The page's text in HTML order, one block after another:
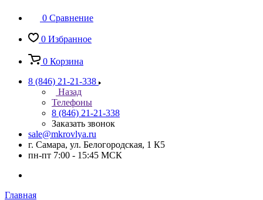
0 Сравнение
0 Избранное
0 Корзина
8 (846) 21-21-338
Назад
Телефоны
8 (846) 21-21-338
Заказать звонок
sale@mkrovlya.ru
г. Самара, ул. Белогородская, 1 К5
пн-пт 7:00 - 15:45 МСК
Главная